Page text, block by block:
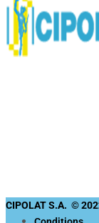
CIPOLAT S.A. ©